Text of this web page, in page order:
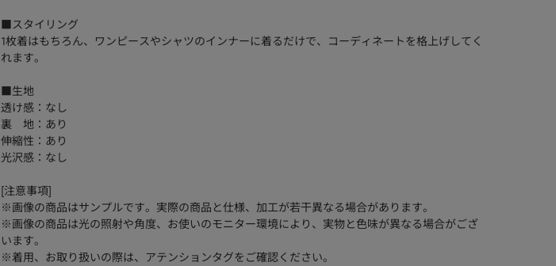
■スタイリング
1枚着はもちろん、ワンピースやシャツのインナーに着るだけで、コーディネートを格上げしてく
れます。
■生地
透け感：なし
裏 地：あり
伸縮性：あり
光沢感：なし
[注意事項]
※画像の商品はサンプルです。実際の商品と仕様、加工が若干異なる場合があります。
※画像の商品は光の照射や角度、お使いのモニター環境により、実物と色味が異なる場合がござ
います。
※着用、お取り扱いの際は、アテンションタグをご確認ください。